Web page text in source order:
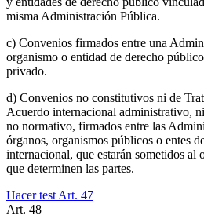
misma Administración Pública.
c) Convenios firmados entre una
organismo o entidad de derecho
privado.
d) Convenios no constitutivos ni de
Acuerdo internacional administrativo,
no normativo, firmados entre las
órganos, organismos públicos o entes
internacional, que estarán sometidos
que determinen las partes.
Hacer test Art. 47
Art. 48